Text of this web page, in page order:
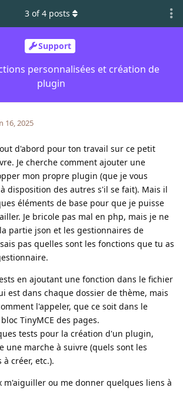
Support
personnalisées et création de
plugin
3 of4 posts
16, 2025
d'abord pour ton travail sur ce petit
Je cherche comment ajouter une
mon propre plugin (que je vous
disposition des autres s'il se fait). Mais il
éléments de base pour que je puisse
Je bricole pas mal en php, mais je ne
partie json et les gestionnaires de
pas quelles sont les fonctions que tu as
en ajoutant une fonction dans le fichier
est dans chaque dossier de thème, mais
l'appeler, que ce soit dans le
TinyMCE des pages.
tests pour la création d'un plugin,
une marche à suivre (quels sont les
créer, etc.).
m'aiguiller ou me donner quelques liens à